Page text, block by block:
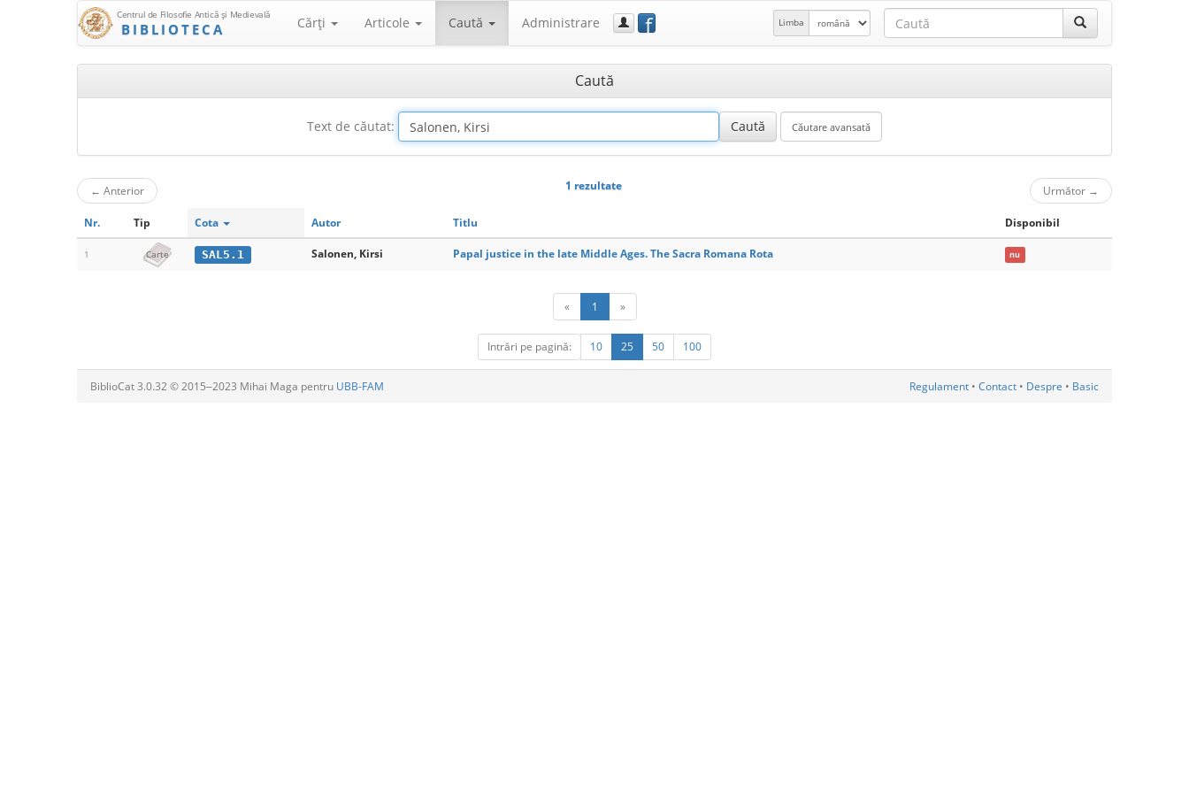
Centrul de Filosofie Antică şi Medievală
BIBLIOTECA Cărţi Articole Caută Administrare f Limba
Caută
Text de căutat:
← Anterior 1 rezultate Următor →
Nr. Tip Cota Autor Titlu Disponibil
1 Carte SAL5.1 Salonen, Kirsi Papal justice in the late Middle Ages. The Sacra Romana Rota nu
« 1 »
Intrări pe pagină: 10 25 50 100
BiblioCat 3.0.32 © 2015‒2023 Mihai Maga pentru UBB-FAM Regulament • Contact • Despre • Basic